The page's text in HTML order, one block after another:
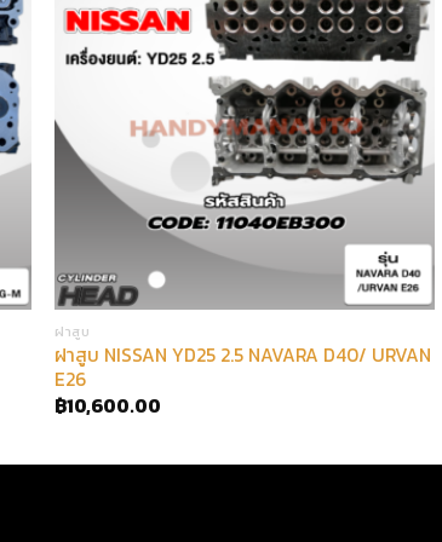
ฝาสูบ
ฝาสูบ NISSAN YD25 2.5 NAVARA D40/ URVAN
E26
฿10,600.00